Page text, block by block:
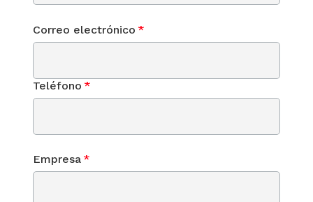
Correo electrónico *
Teléfono *
Empresa *